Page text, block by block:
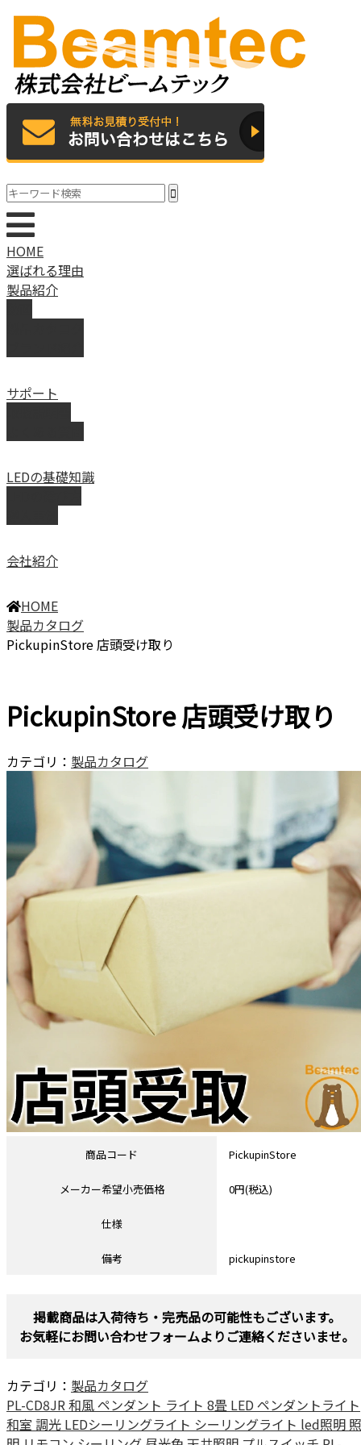
HOME
選ばれる理由
製品紹介
サポート
LEDの基礎知識
会社紹介
HOME
製品カタログ
PickupinStore 店頭受け取り
PickupinStore 店頭受け取り
カテゴリ： 製品カタログ
商品コード PickupinStore
メーカー希望小売価格 0円(税込)
仕様
備考 pickupinstore
掲載商品は入荷待ち・完売品の可能性もございます。
お気軽にお問い合わせフォームよりご連絡くださいませ。
カテゴリ： 製品カタログ
PL-CD8JR 和風 ペンダント ライト 8畳 LED ペンダントライト
和室 調光 LEDシーリングライト シーリングライト led照明 照